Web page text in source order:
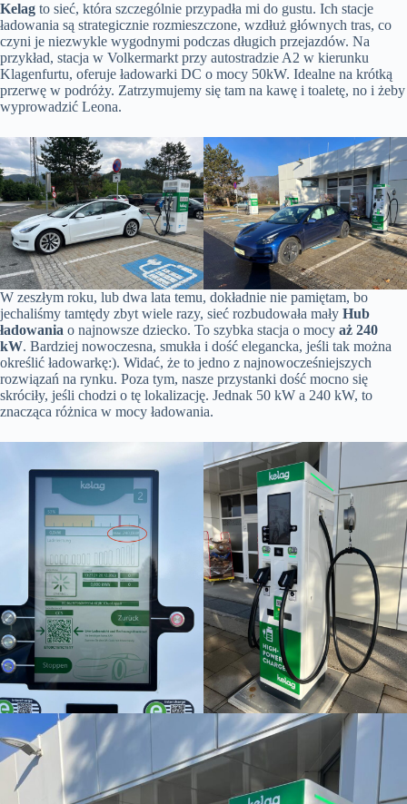
Kelag to sieć, która szczególnie przypadła mi do gustu. Ich stacje
ładowania są strategicznie rozmieszczone, wzdłuż głównych tras, co
czyni je niezwykle wygodnymi podczas długich przejazdów. Na
przykład, stacja w Volkermarkt przy autostradzie A2 w kierunku
Klagenfurtu, oferuje ładowarki DC o mocy 50kW. Idealne na krótką
przerwę w podróży. Zatrzymujemy się tam na kawę i toaletę, no i żeby
wyprowadzić Leona.
W zeszłym roku, lub dwa lata temu, dokładnie nie pamiętam, bo
jechaliśmy tamtędy zbyt wiele razy, sieć rozbudowała mały Hub
ładowania o najnowsze dziecko. To szybka stacja o mocy aż 240
kW. Bardziej nowoczesna, smukła i dość elegancka, jeśli tak można
określić ładowarkę:). Widać, że to jedno z najnowocześniejszych
rozwiązań na rynku. Poza tym, nasze przystanki dość mocno się
skróciły, jeśli chodzi o tę lokalizację. Jednak 50 kW a 240 kW, to
znacząca różnica w mocy ładowania.